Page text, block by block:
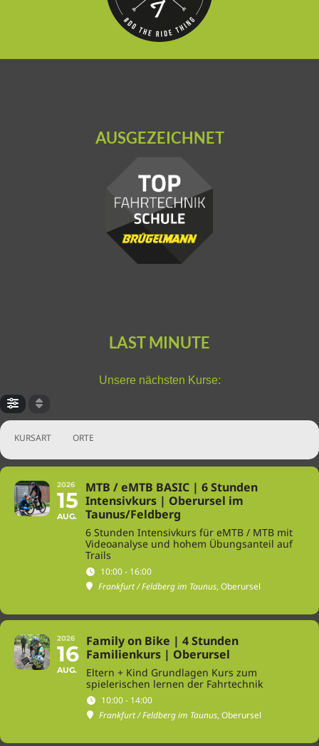
AUSGEZEICHNET
LAST MINUTE
Unsere nächsten Kurse:
KURSART ORTE
2026
15
AUG.
MTB / eMTB BASIC | 6 Stunden
Intensivkurs | Oberursel im
Taunus/Feldberg
6 Stunden Intensivkurs für eMTB / MTB mit
Videoanalyse und hohem Übungsanteil auf
Trails
10:00 - 16:00
Frankfurt / Feldberg im Taunus, Oberursel
2026
16
AUG.
Family on Bike | 4 Stunden
Familienkurs | Oberursel
Eltern + Kind Grundlagen Kurs zum
spielerischen lernen der Fahrtechnik
10:00 - 14:00
Frankfurt / Feldberg im Taunus, Oberursel